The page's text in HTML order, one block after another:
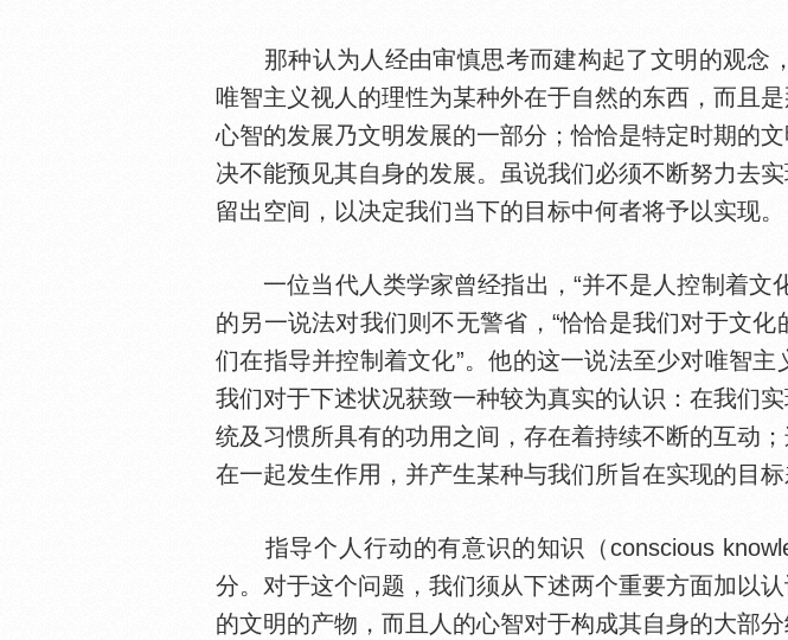
那种认为人经由审慎思考而建构起了文明的观念
唯智主义视人的理
为某种外在于自然的东西，而且
心智的发展乃文明发展的一部分；恰恰是特定时期的
决不能预见其自身的发展。虽说我们必须不断努力去
留出空间，以决定我们当下的目标中何者将予以实现。
一位当代人类学家曾经指出，“并不是人控制着文
的另一说法对我们则不无警省，“恰恰是我们对于文化
们在指导并控制着文化”。他的这一说法至少对唯智
我们对于下述状况获致一种较为真实的认识：在我们
统及习惯所具有的功用之间，存在着持续不断的互动
在一起发生作用，并产生某种与我们所旨在实现的目标
指导个人行动的有意识的知识（conscious
分。对于这个问题，我们须从下述两个重要方面加以
的文明的产物，而且人的心智对于构成其自身的大部